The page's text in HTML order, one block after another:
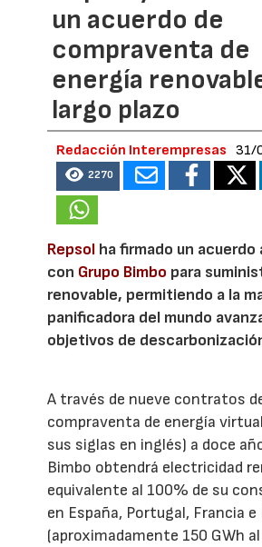
un acuerdo de
compraventa de
energía
largo plazo
Redacción Interempresas 31/
2270
Repsol ha firmado un acuerdo
con Grupo Bimbo para
renovable, permitiendo a la
panificadora del mundo
objetivos de
A través de nueve contratos
compraventa de energía
sus siglas en inglés) a doce
Bimbo obtendrá electricidad
equivalente al 100% de su
en España, Portugal, Francia
(aproximadamente 150 GWh